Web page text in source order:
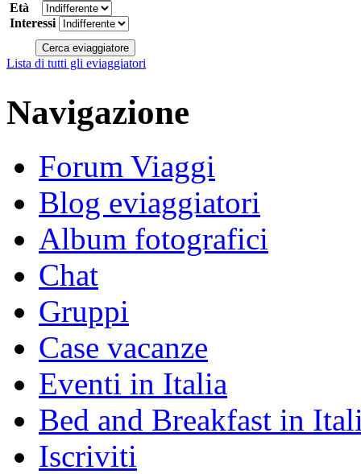
Età
Interessi
Lista di tutti gli eviaggiatori
Navigazione
Forum Viaggi
Blog eviaggiatori
Album fotografici
Chat
Gruppi
Case vacanze
Eventi in Italia
Bed and Breakfast in
Iscriviti